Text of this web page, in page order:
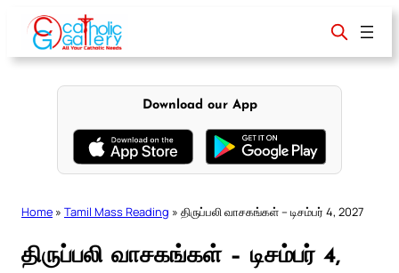
content
Download our App
Home » Tamil Mass Reading » திருப்பலி வாசகங்கள் – டிசம்பர் 4, 2027
திருப்பலி வாசகங்கள் – டிசம்பர் 4,